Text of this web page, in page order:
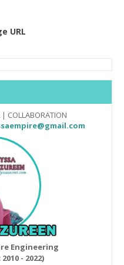
URL
COLLABORATION
Engineering
- 2022)